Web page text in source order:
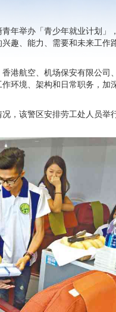
年举办「青少年就业计划
趣、能力、需要和未来工作
港航空、机场保安有限公
环境、架构和日常职务，加
，该警区安排劳工处人员